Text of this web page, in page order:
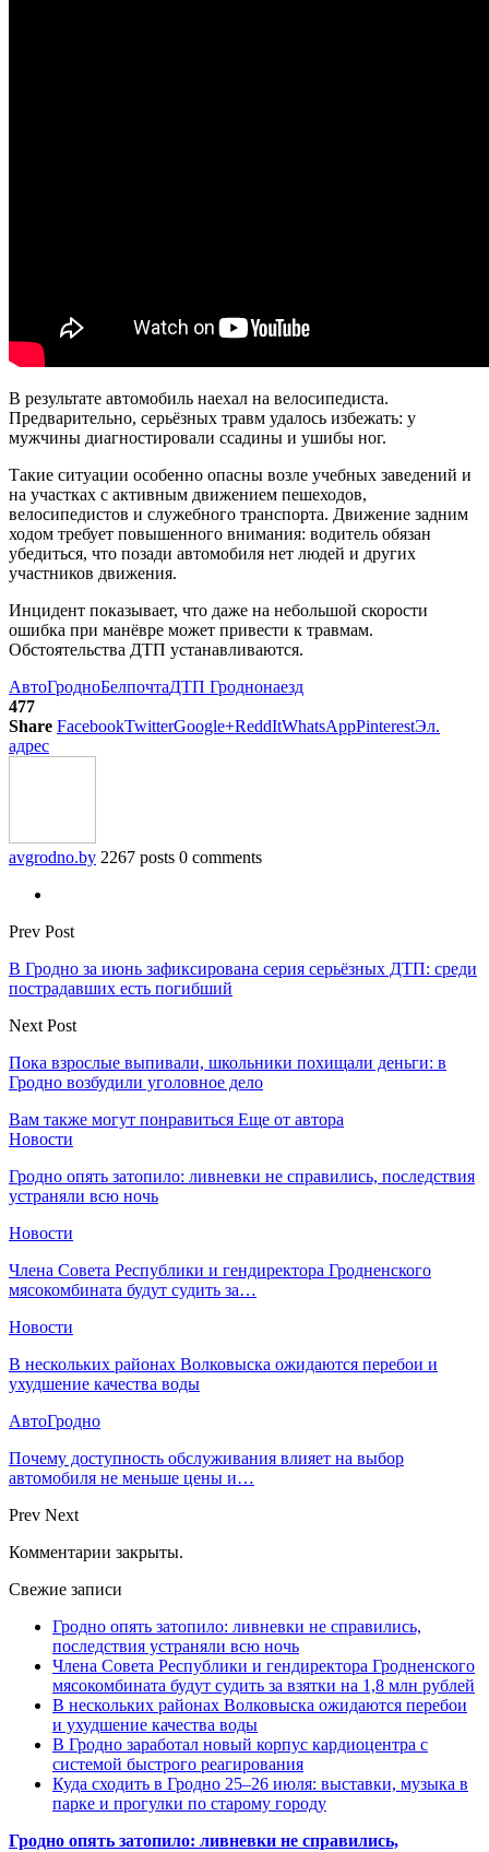
В результате автомобиль наехал на велосипедиста.
Предварительно, серьёзных травм удалось избежать: у
мужчины диагностировали ссадины и ушибы ног.
Такие ситуации особенно опасны возле учебных заведений и
на участках с активным движением пешеходов,
велосипедистов и служебного транспорта. Движение задним
ходом требует повышенного внимания: водитель обязан
убедиться, что позади автомобиля нет людей и других
участников движения.
Инцидент показывает, что даже на небольшой скорости
ошибка при манёвре может привести к травмам.
Обстоятельства ДТП устанавливаются.
АвтоГродноБелпочтаДТП Гроднонаезд
477
Share FacebookTwitterGoogle+ReddItWhatsAppPinterestЭл.
адрес
avgrodno.by 2267 posts 0 comments
Prev Post
В Гродно за июнь зафиксирована серия серьёзных ДТП: среди
пострадавших есть погибший
Next Post
Пока взрослые выпивали, школьники похищали деньги: в
Гродно возбудили уголовное дело
Вам также могут понравиться Еще от автора
Новости
Гродно опять затопило: ливневки не справились, последствия
устраняли всю ночь
Новости
Члена Совета Республики и гендиректора Гродненского
мясокомбината будут судить за…
Новости
В нескольких районах Волковыска ожидаются перебои и
ухудшение качества воды
АвтоГродно
Почему доступность обслуживания влияет на выбор
автомобиля не меньше цены и…
Prev Next
Комментарии закрыты.
Свежие записи
Гродно опять затопило: ливневки не справились,
последствия устраняли всю ночь
Члена Совета Республики и гендиректора Гродненского
мясокомбината будут судить за взятки на 1,8 млн рублей
В нескольких районах Волковыска ожидаются перебои
и ухудшение качества воды
В Гродно заработал новый корпус кардиоцентра с
системой быстрого реагирования
Куда сходить в Гродно 25–26 июля: выставки, музыка в
парке и прогулки по старому городу
Гродно опять затопило: ливневки не справились,